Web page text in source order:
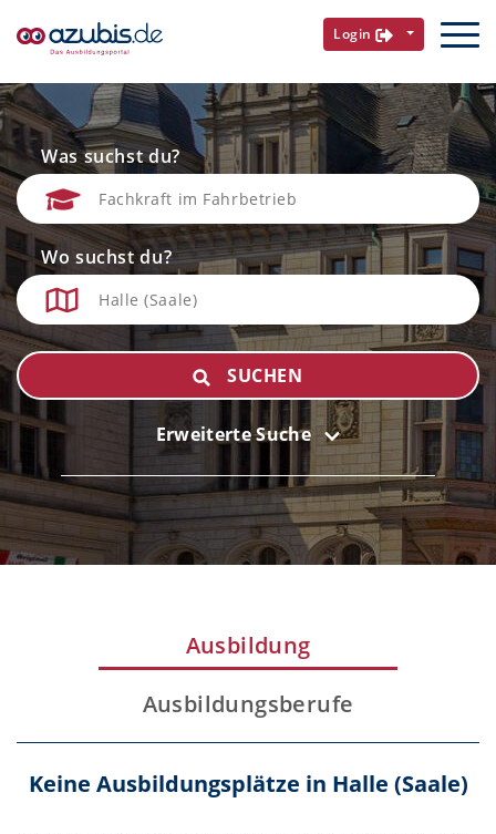
Login
Was suchst du?
Wo suchst du?
SUCHEN
Erweiterte Suche
Ausbildung
Ausbildungsberufe
Keine Ausbildungsplätze in Halle (Saale)